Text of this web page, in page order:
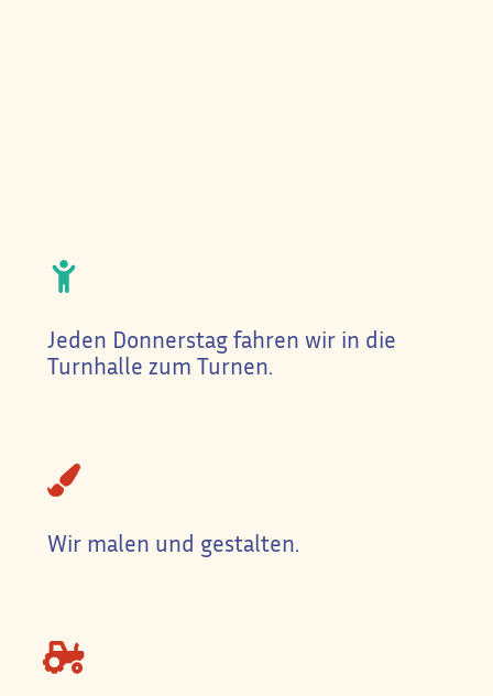
Jeden Donnerstag fahren wir in die
Turnhalle zum Turnen.
Wir malen und gestalten.